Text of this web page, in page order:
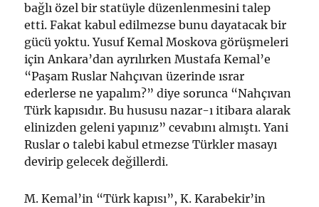
bağlı özel bir statüyle düzenlenmesini talep
etti. Fakat kabul edilmezse bunu dayatacak bir
gücü yoktu. Yusuf Kemal Moskova görüşmeleri
için Ankara’dan ayrılırken Mustafa Kemal’e
“Paşam Ruslar Nahçıvan üzerinde ısrar
ederlerse ne yapalım?” diye sorunca “Nahçıvan
Türk kapısıdır. Bu hususu nazar-ı itibara alarak
elinizden geleni yapınız” cevabını almıştı. Yani
Ruslar o talebi kabul etmezse Türkler masayı
devirip gelecek değillerdi.
M. Kemal’in “Türk kapısı”, K. Karabekir’in